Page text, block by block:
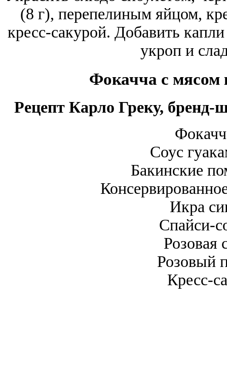
(8 г), перепелиным яйцом,
кресс-сакурой. Добавить
укроп и
Фокачча с мясом
Рецепт Карло Греку, бренд-
Соус
Бакинские
Икра
Спайси-
Розовая
Розовый
Кресс-